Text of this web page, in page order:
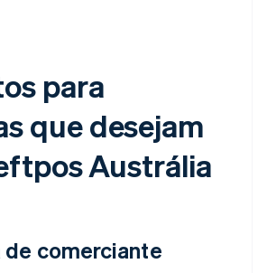
para
que desejam
Austrália
de comerciante